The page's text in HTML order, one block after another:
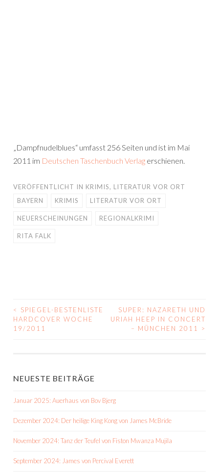
„Dampfnudelblues“ umfasst 256 Seiten und ist im Mai
2011 im Deutschen Taschenbuch Verlag erschienen.
VERÖFFENTLICHT IN KRIMIS, LITERATUR VOR ORT
BAYERN
KRIMIS LITERATUR VOR ORT
NEUERSCHEINUNGEN REGIONALKRIMI
RITA FALK
BEITRAGS-
NAVIGATION
<
SPIEGEL-BESTENLISTE
HARDCOVER WOCHE
19/2011
SUPER: NAZARETH UND
URIAH HEEP IN CONCERT
– MÜNCHEN 2011
>
NEUESTE BEITRÄGE
Januar 2025: Auerhaus von Bov Bjerg
Dezember 2024: Der heilige King Kong von James McBride
November 2024: Tanz der Teufel von Fiston Mwanza Mujila
September 2024: James von Percival Everett